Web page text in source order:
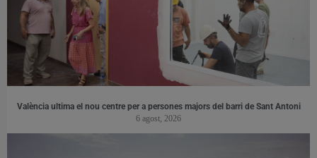
València ultima el nou centre per a persones majors del barri de Sant Antoni
6 agost, 2026